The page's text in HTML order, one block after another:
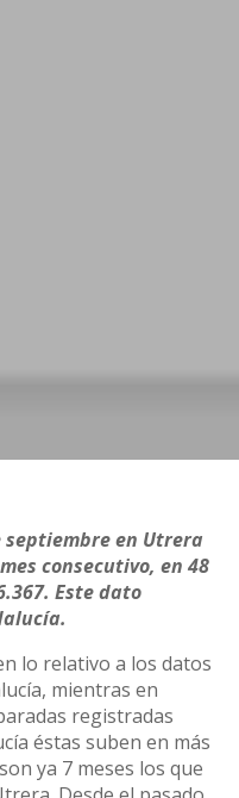
septiembre en Utrera
consecutivo, en 48
Este dato
lo relativo a los datos
mientras en
registradas
éstas suben en más
ya 7 meses los que